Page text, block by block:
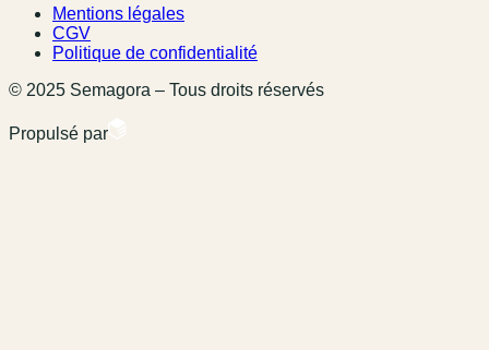
Mentions légales
CGV
Politique de confidentialité
© 2025 Semagora – Tous droits réservés
Propulsé par